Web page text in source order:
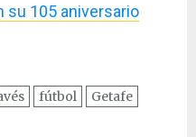
su 105 aniversario
fútbol
Getafe